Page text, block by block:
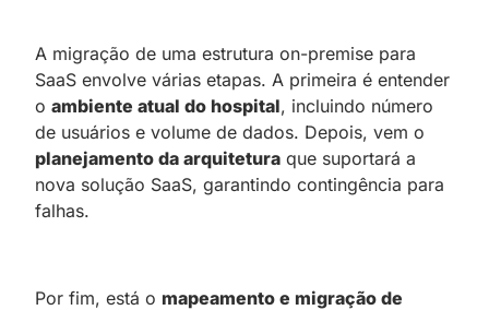
A migração de uma estrutura on-premise para
SaaS envolve várias etapas. A primeira é entender
o ambiente atual do hospital, incluindo número
de usuários e volume de dados. Depois, vem o
planejamento da arquitetura que suportará a
nova solução SaaS, garantindo contingência para
falhas.
Por fim, está o mapeamento e migração de